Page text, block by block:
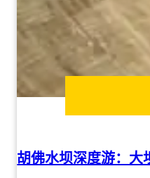
胡佛水坝深度游：大